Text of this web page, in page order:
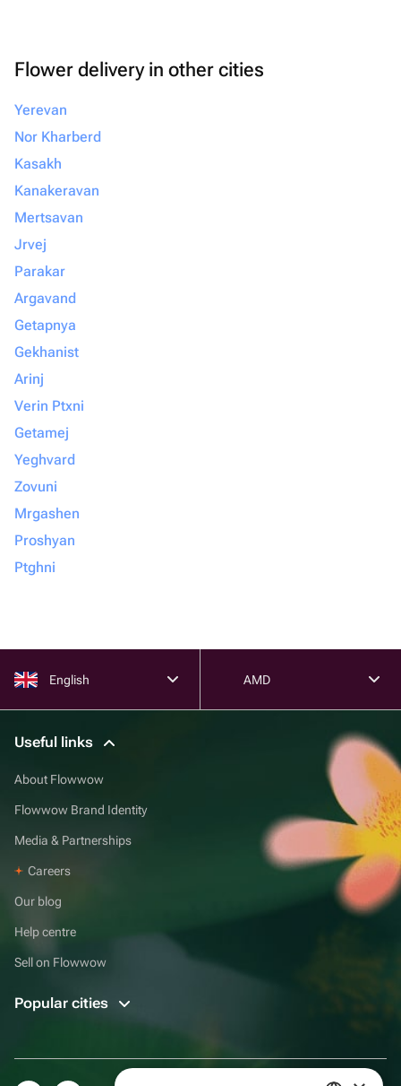
Flower delivery in other cities
Yerevan
Nor Kharberd
Kasakh
Kanakeravan
Mertsavan
Jrvej
Parakar
Argavand
Getapnya
Gekhanist
Arinj
Verin Ptxni
Getamej
Yeghvard
Zovuni
Mrgashen
Proshyan
Ptghni
English AMD
Useful links
About Flowwow
Flowwow Brand Identity
Media & Partnerships
Careers
Our blog
Help centre
Sell on Flowwow
Popular cities